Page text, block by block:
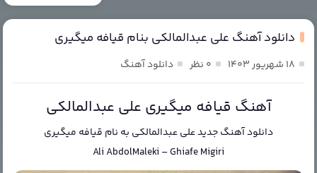
دانلود آهنگ علی عبدالمالکی بنام قیافه میگیری
۱۸ شهریور ۱۴۰۳ ۰ نظر دانلود آهنگ
آهنگ قیافه میگیری علی عبدالمالکی
دانلود آهنگ جدیدعلی عبدالمالکی به نام قیافه میگیری
Ali AbdolMaleki –Ghiafe Migiri